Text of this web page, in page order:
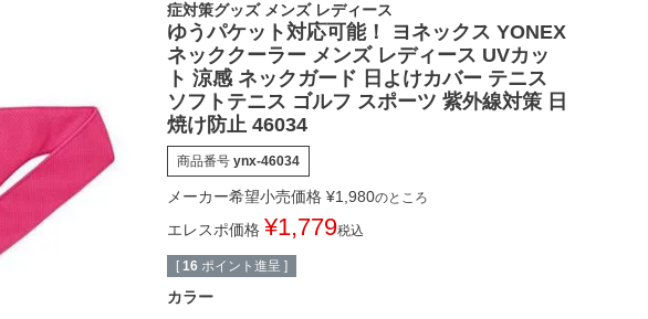
症対策グッズ メンズ レディース
ゆうパケット対応可能！ ヨネックス YONEX
ネッククーラー メンズ レディース UVカッ
ト 涼感 ネックガード 日よけカバー テニス
ソフトテニス ゴルフ スポーツ 紫外線対策 日
焼け防止 46034
商品番号 ynx-46034
メーカー希望小売価格 ¥1,980のところ
エレスポ価格 ¥1,779税込
[ 16 ポイント進呈 ]
カラー